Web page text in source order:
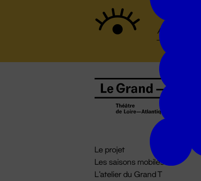
Le projet
Les saisons mobiles
L'atelier du Grand T